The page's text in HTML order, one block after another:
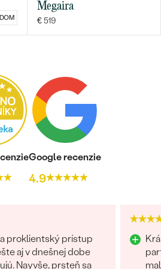
Megaira
€ 519
Google recenzie
4.9
proklientský prístup
aj v dnešnej dobe
Nayvše, prsteň sa